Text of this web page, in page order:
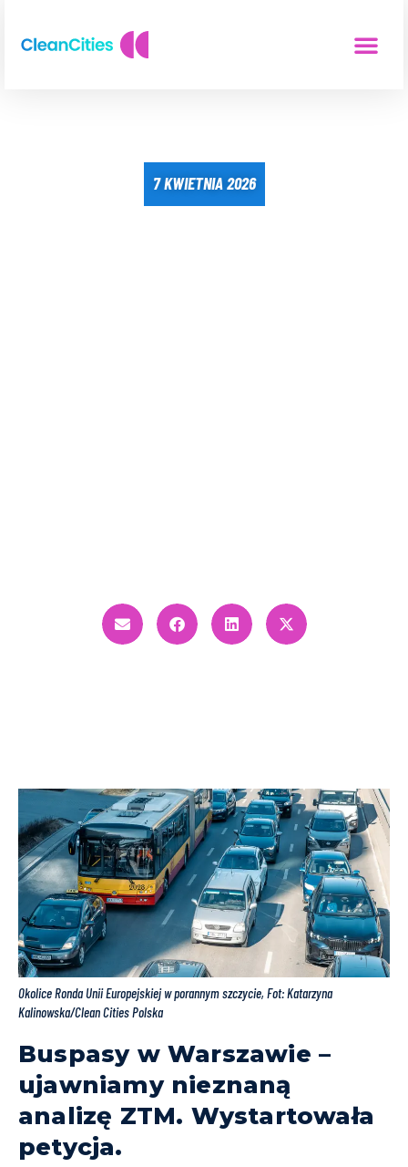
7 KWIETNIA 2026
Okolice Ronda Unii Europejskiej w porannym szczycie, Fot: Katarzyna
Kalinowska/Clean Cities Polska
Buspasy w Warszawie –
ujawniamy nieznaną
analizę ZTM. Wystartowała
petycja.